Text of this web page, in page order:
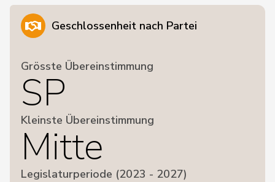
Geschlossenheit nach Partei
Grösste Übereinstimmung
SP
Kleinste Übereinstimmung
Mitte
Legislaturperiode (2023 - 2027)